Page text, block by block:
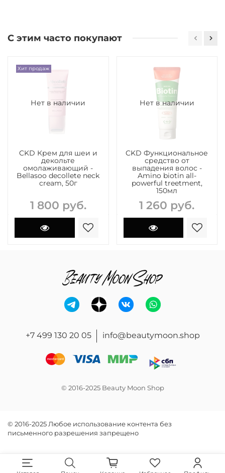
С этим часто покупают
Нет в наличии
Хит продаж
CKD Крем для шеи и
декольте
омолаживающий -
Bellasoo decollete neck
cream, 50г
1 800 руб.
Нет в наличии
CKD Функциональное
средство от
выпадения волос -
Amino biotin all-
powerful treetment,
150мл
1 260 руб.
+7 499 130 20 05 info@beautymoon.shop
© 2016-2025 Beauty Moon Shop
© 2016-2025 Любое использование контента без
письменного разрешения запрещено